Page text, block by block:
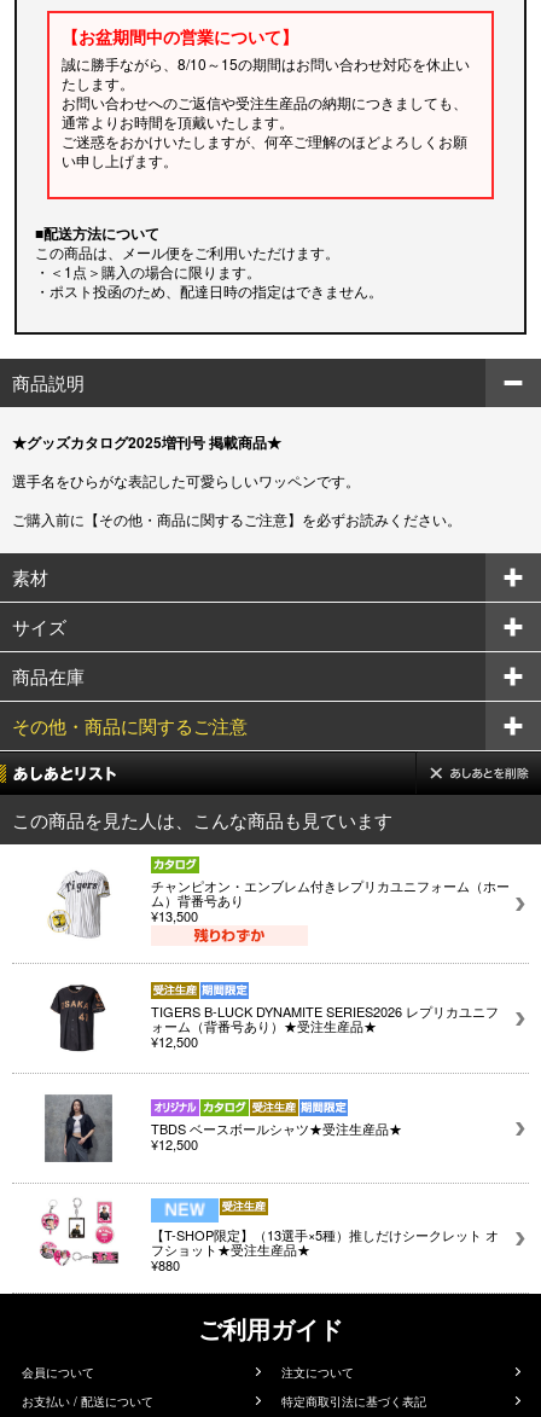
【お盆期間中の営業について】
誠に勝手ながら、8/10～15の期間はお問い合わせ対応を休止い
たします。
お問い合わせへのご返信や受注生産品の納期につきましても、
通常よりお時間を頂戴いたします。
ご迷惑をおかけいたしますが、何卒ご理解のほどよろしくお願
い申し上げます。
■配送方法について
この商品は、メール便をご利用いただけます。
・＜1点＞購入の場合に限ります。
・ポスト投函のため、配達日時の指定はできません。
商品説明
★グッズカタログ2025増刊号 掲載商品★
選手名をひらがな表記した可愛らしいワッペンです。
ご購入前に【その他・商品に関するご注意】を必ずお読みください。
素材
サイズ
商品在庫
その他・商品に関するご注意
この商品を見た人は、こんな商品も見ています
チャンピオン・エンブレム付きレプリカユニフォーム（ホー
ム）背番号あり
¥13,500
TIGERS B-LUCK DYNAMITE SERIES2026 レプリカユニフ
ォーム（背番号あり）★受注生産品★
¥12,500
TBDS ベースボールシャツ★受注生産品★
¥12,500
【T-SHOP限定】（13選手×5種）推しだけシークレット オ
フショット★受注生産品★
¥880
ご利用ガイド
会員について
注文について
お支払い / 配送について
特定商取引法に基づく表記